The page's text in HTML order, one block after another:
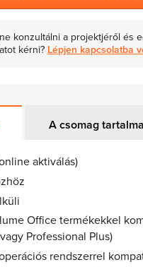
konzultálni a projektjéről és
kérni? Lépjen kapcsolatba
A csomag tartalma
aktiválás)
Office termékekkel
Professional Plus)
rendszerrel